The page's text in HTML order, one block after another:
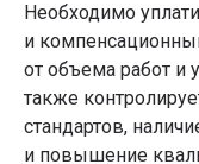
Необходимо
и
от объема работ и
также
стандартов,
и повышение